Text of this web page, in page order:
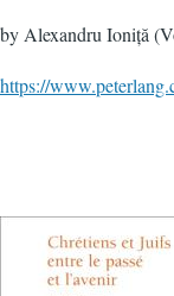
by Alexandru Ioniță
https://